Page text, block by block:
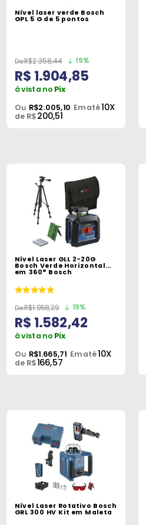
Nível laser verde Bosch
GPL 5 G de 5 pontos
R$2.358,44 19%
R$ 1.904,85
à vista no Pix
Ou R$2.005,10 Em até10X
de R$200,51
Nível Laser GLL 2-20G
Bosch Verde Horizontal
em 360° Bosch
R$1.958,29 19%
R$ 1.582,42
à vista no Pix
Ou R$1.665,71 Em até10X
de R$166,57
Nível Laser Rotativo Bosch
GRL 300 HV Kit em Maleta